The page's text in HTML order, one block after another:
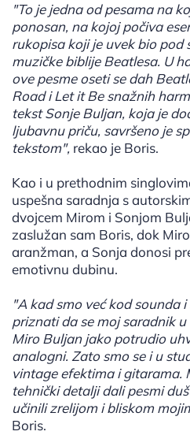
"To je jedna od pesama na
ponosan, na kojoj počiva
rukopisa koji je uvek bio pod
muzičke biblije Beatlesa. U
ove pesme oseti se dah
Road i Let it Be snažnih
tekst Sonje Buljan, koja je
ljubavnu priču, savršeno je
tekstom", rekao je Boris.
Kao i u prethodnim
uspešna saradnja s
dvojcem Mirom i Sonjom
zaslužan sam Boris, dok
aranžman, a Sonja donosi
emotivnu dubinu.
"A kad smo već kod sounda
priznati da se moj saradnik
Miro Buljan jako potrudio
analogni. Zato smo se i u
vintage efektima i gitarama.
tehnički detalji dali pesmi
učinili zrelijom i bliskom
Boris.